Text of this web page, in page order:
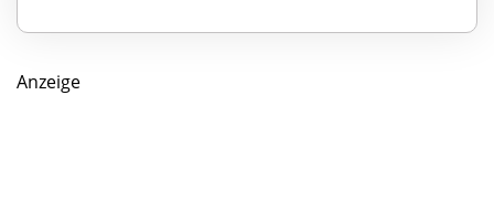
Anzeige